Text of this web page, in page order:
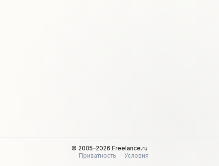
© 2005–2026 Freelance.ru
Приватность
Условия